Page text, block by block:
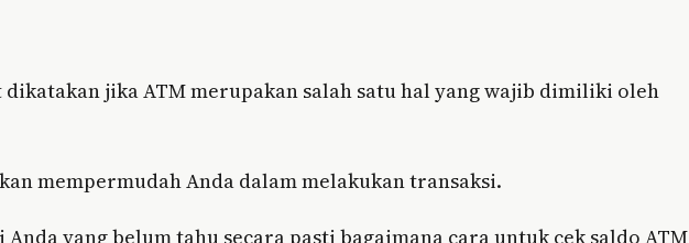
dikatakan jika ATM merupakan salah satu hal yang wajib dimiliki oleh
mempermudah Anda dalam melakukan transaksi.
yang belum tahu secara pasti bagaimana cara untuk cek saldo